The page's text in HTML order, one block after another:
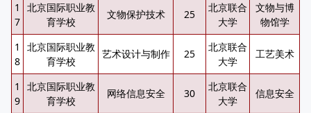
1
7
北京国际职业教
育学校
文物保护技术 25
北京联合
大学
文物与博
物馆学
1
8
北京国际职业教
育学校
艺术设计与制作 25
北京联合
大学
工艺美术
1
9
北京国际职业教
育学校
网络信息安全 30
北京联合
大学
信息安全